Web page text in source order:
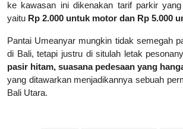
ke kawasan ini dikenakan tarif parkir
yaitu Rp 2.000 untuk motor dan Rp 5.000
Pantai Umeanyar mungkin tidak semegah
di Bali, tetapi justru di situlah letak
pasir hitam, suasana pedesaan yang
yang ditawarkan menjadikannya sebuah
Bali Utara.